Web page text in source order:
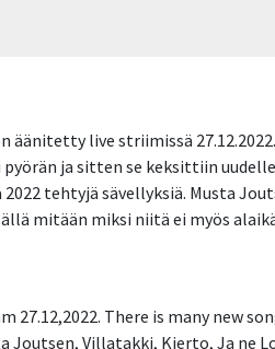
live striimissä
ja sitten se keksittiin
tehtyjä sävellyksiä. Musta
mitään miksi niitä ei myös
There is many new
Joutsen, Villatakki, Kierto, Ja ne